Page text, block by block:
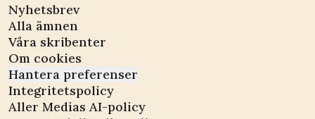
Nyhetsbrev
Alla ämnen
Våra skribenter
Om cookies
Hantera preferenser
Integritetspolicy
Aller Medias AI-policy